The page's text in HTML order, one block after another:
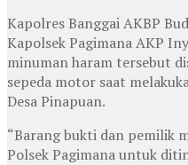
Kapolres Banggai AKBP
Kapolsek Pagimana AKP
minuman haram tersebut
sepeda motor saat
Desa Pinapuan.
“Barang bukti dan pemilik
Polsek Pagimana untuk